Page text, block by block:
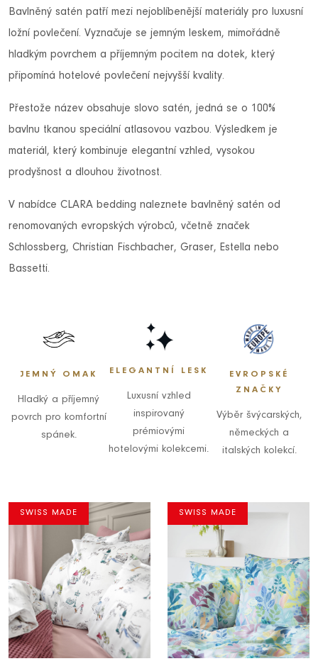
Bavlněný satén patří mezi nejoblíbenější materiály pro luxusní
ložní povlečení. Vyznačuje se jemným leskem, mimořádně
hladkým povrchem a příjemným pocitem na dotek, který
připomíná hotelové povlečení nejvyšší kvality.
Přestože název obsahuje slovo satén, jedná se o 100%
bavlnu tkanou speciální atlasovou vazbou. Výsledkem je
materiál, který kombinuje elegantní vzhled, vysokou
prodyšnost a dlouhou životnost.
V nabídce CLARA bedding naleznete bavlněný satén od
renomovaných evropských výrobců, včetně značek
Schlossberg, Christian Fischbacher, Graser, Estella nebo
Bassetti.
JEMNÝ OMAK
Hladký a příjemný
povrch pro komfortní
spánek.
ELEGANTNÍ LESK
Luxusní vzhled
inspirovaný
prémiovými
hotelovými kolekcemi.
EVROPSKÉ
ZNAČKY
Výběr švýcarských,
německých a
italských kolekcí.
SWISS MADE SWISS MADE